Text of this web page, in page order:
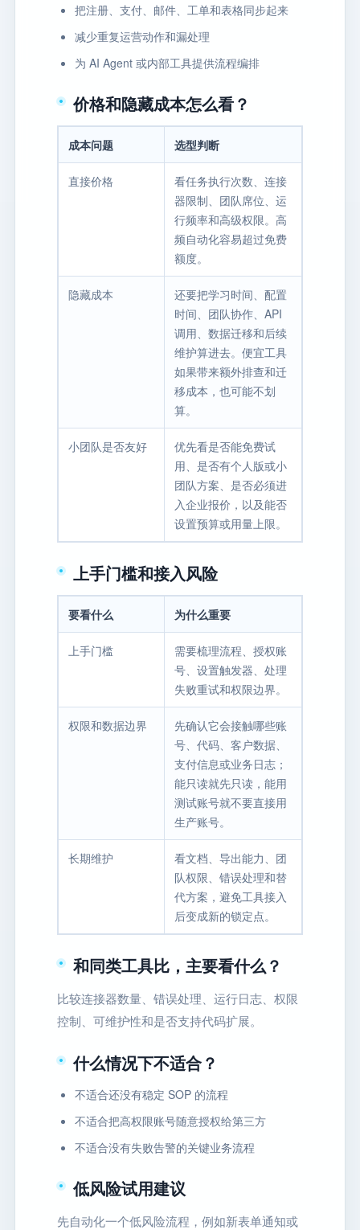
把注册、支付、邮件、工单和表格同步起来
减少重复运营动作和漏处理
为 AI Agent 或内部工具提供流程编排
价格和隐藏成本怎么看？
成本问题 选型判断
直接价格
看任务执行次数、连接
器限制、团队席位、运
行频率和高级权限。高
频自动化容易超过免费
额度。
隐藏成本
还要把学习时间、配置
时间、团队协作、API
调用、数据迁移和后续
维护算进去。便宜工具
如果带来额外排查和迁
移成本，也可能不划
算。
小团队是否友好
优先看是否能免费试
用、是否有个人版或小
团队方案、是否必须进
入企业报价，以及能否
设置预算或用量上限。
上手门槛和接入风险
要看什么 为什么重要
上手门槛
需要梳理流程、授权账
号、设置触发器、处理
失败重试和权限边界。
权限和数据边界
先确认它会接触哪些账
号、代码、客户数据、
支付信息或业务日志；
能只读就先只读，能用
测试账号就不要直接用
生产账号。
长期维护
看文档、导出能力、团
队权限、错误处理和替
代方案，避免工具接入
后变成新的锁定点。
和同类工具比，主要看什么？
比较连接器数量、错误处理、运行日志、权限
控制、可维护性和是否支持代码扩展。
什么情况下不适合？
不适合还没有稳定 SOP 的流程
不适合把高权限账号随意授权给第三方
不适合没有失败告警的关键业务流程
低风险试用建议
先自动化一个低风险流程，例如新表单通知或